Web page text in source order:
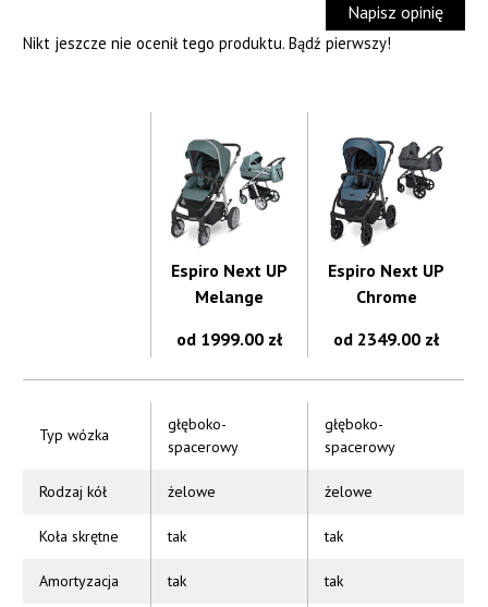
Napisz opinię
Nikt jeszcze nie ocenił tego produktu. Bądź pierwszy!
Espiro Next UP
Melange
Espiro Next UP
Chrome
od 1999.00 zł
od 2349.00 zł
Typ wózka
głęboko-
spacerowy
głęboko-
spacerowy
Rodzaj kół żelowe żelowe
Koła skrętne tak tak
Amortyzacja tak tak